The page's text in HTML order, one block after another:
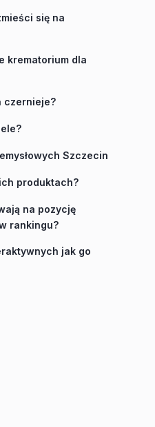
się na
krematorium dla
czernieje?
Szczecin
produktach?
na pozycję
rankingu?
jak go